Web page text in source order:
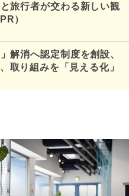
旅行者が交わる新しい観
）
解消へ認定制度を創設、
取り組みを「見える化」